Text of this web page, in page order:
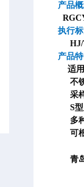
产品
执行
HJ/
产品
适用
不锈
采样
S型
多种
可根
青